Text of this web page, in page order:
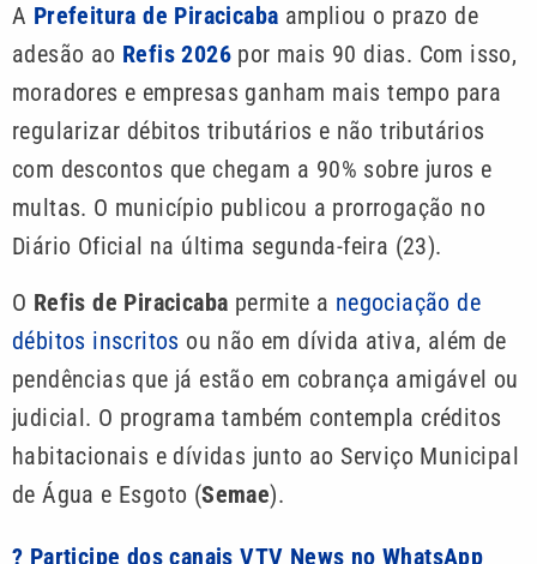
A Prefeitura de Piracicaba ampliou o prazo de
adesão ao Refis 2026 por mais 90 dias. Com isso,
moradores e empresas ganham mais tempo para
regularizar débitos tributários e não tributários
com descontos que chegam a 90% sobre juros e
multas. O município publicou a prorrogação no
Diário Oficial na última segunda-feira (23).
O Refis de Piracicaba permite a negociação de
débitos inscritos ou não em dívida ativa, além de
pendências que já estão em cobrança amigável ou
judicial. O programa também contempla créditos
habitacionais e dívidas junto ao Serviço Municipal
de Água e Esgoto (Semae).
? Participe dos canais VTV News no WhatsApp